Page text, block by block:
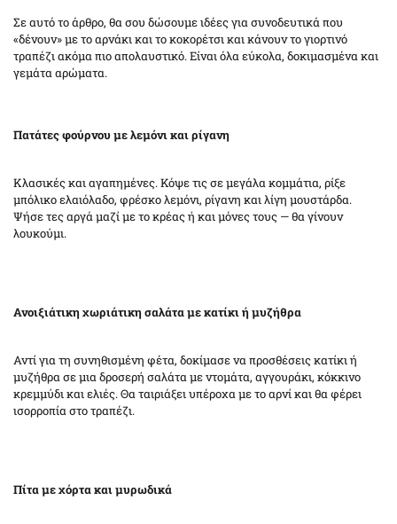
Σε αυτό το άρθρο, θα σου δώσουμε ιδέες για συνοδευτικά που
«δένουν» με το αρνάκι και το κοκορέτσι και κάνουν το γιορτινό
τραπέζι ακόμα πιο απολαυστικό. Είναι όλα εύκολα, δοκιμασμένα και
γεμάτα αρώματα.
Πατάτες φούρνου με λεμόνι και ρίγανη
Κλασικές και αγαπημένες. Κόψε τις σε μεγάλα κομμάτια, ρίξε
μπόλικο ελαιόλαδο, φρέσκο λεμόνι, ρίγανη και λίγη μουστάρδα.
Ψήσε τες αργά μαζί με το κρέας ή και μόνες τους — θα γίνουν
λουκούμι.
Ανοιξιάτικη χωριάτικη σαλάτα με κατίκι ή μυζήθρα
Αντί για τη συνηθισμένη φέτα, δοκίμασε να προσθέσεις κατίκι ή
μυζήθρα σε μια δροσερή σαλάτα με ντομάτα, αγγουράκι, κόκκινο
κρεμμύδι και ελιές. Θα ταιριάξει υπέροχα με το αρνί και θα φέρει
ισορροπία στο τραπέζι.
Πίτα με χόρτα και μυρωδικά